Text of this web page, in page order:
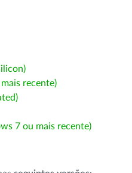
recente)
7 ou mais recente)